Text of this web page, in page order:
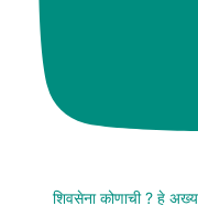
शिवसेना कोणाची ? हे